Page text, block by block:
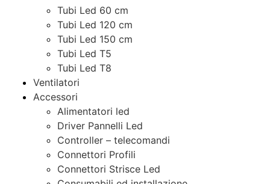
Tubi Led 60 cm
Tubi Led 120 cm
Tubi Led 150 cm
Tubi Led T5
Tubi Led T8
Ventilatori
Accessori
Alimentatori led
Driver Pannelli Led
Controller – telecomandi
Connettori Profili
Connettori Strisce Led